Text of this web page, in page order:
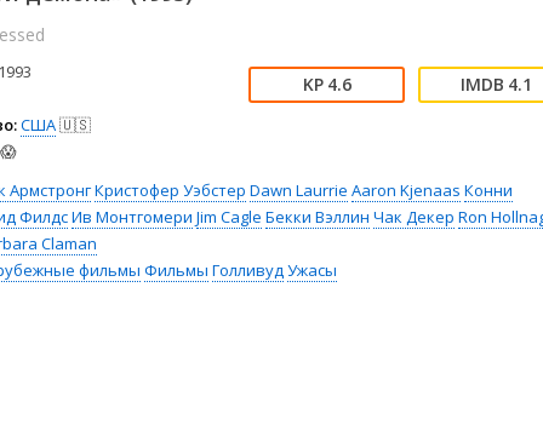
тв
😱 Ужасы
🤠 Фильм-нуар
🧝‍♂️ Фэнтези
1993
США🇺🇸
😱
4.6 4.1
АрмстронгКристофер Уэбстер Dawn Laurrie Aaron Kjenaas Конни
ФилдсИв Монтгомери Jim Cagle Бекки Вэллин Чак Декер Ron
Claman
фильмы Фильмы ГолливудУжасы